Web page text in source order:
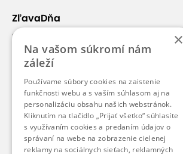
ZľavaDňa
Náš príbeh
Kontakt
Kariéra
Blog
Pre médiá
Pre partnerov
×
Na vašom súkromí nám
záleží
Používame súbory cookies na zaistenie
funkčnosti webu a s vaším súhlasom aj na
personalizáciu obsahu našich webstránok.
Kliknutím na tlačidlo „Prijať všetko“ súhlasíte
s využívaním cookies a predaním údajov o
správaní na webe na zobrazenie cielenej
reklamy na sociálnych sieťach, reklamných